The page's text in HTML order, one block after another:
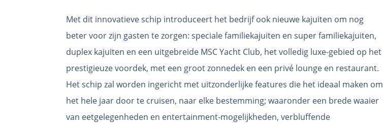
Met dit innovatieve schip introduceert het bedrijf ook nieuwe kajuiten om nog
beter voor zijn gasten te zorgen: speciale familiekajuiten en super familiekajuiten,
duplex kajuiten en een uitgebreide MSC Yacht Club, het volledig luxe-gebied op het
prestigieuze voordek, met een groot zonnedek en een privé lounge en restaurant.
Het schip zal worden ingericht met uitzonderlijke features die het ideaal maken om
het hele jaar door te cruisen, naar elke bestemming; waaronder een brede waaier
van eetgelegenheden en entertainment-mogelijkheden, verbluffende